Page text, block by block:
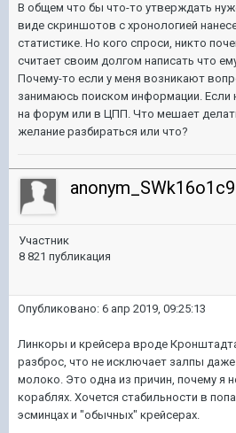
В общем что бы что-то утверждать
виде скриншотов с хронологией
статистике. Но кого спроси, никто
считает своим долгом написать что
Почему-то если у меня возникают
занимаюсь поиском информации. Если
на форум или в ЦПП. Что мешает
желание разбираться или что?
Участник
8 821 публикация
Опубликовано: 6 апр 2019, 09:25:13
Линкоры и крейсера вроде
разброс, что не исключает залпы даже
молоко. Это одна из причин, почему я
кораблях. Хочется стабильности в
эсминцах и "обычных" крейсерах.